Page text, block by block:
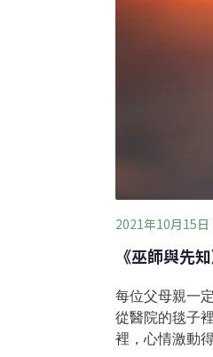
2021年10月15日
《巫師與先
每位父母親一
從醫院的毯子
裡，心情激動